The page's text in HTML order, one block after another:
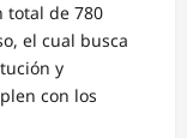
total de 780
el cual busca
y
con los